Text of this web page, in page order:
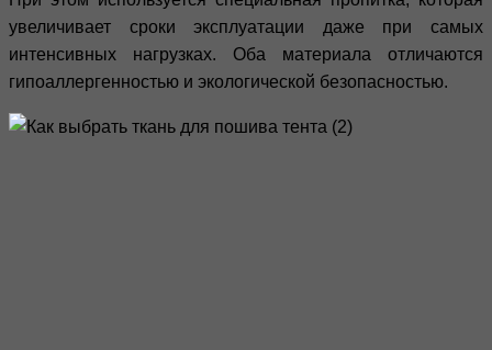
увеличивает сроки эксплуатации даже при самых
интенсивных нагрузках. Оба материала отличаются
гипоаллергенностью и экологической безопасностью.